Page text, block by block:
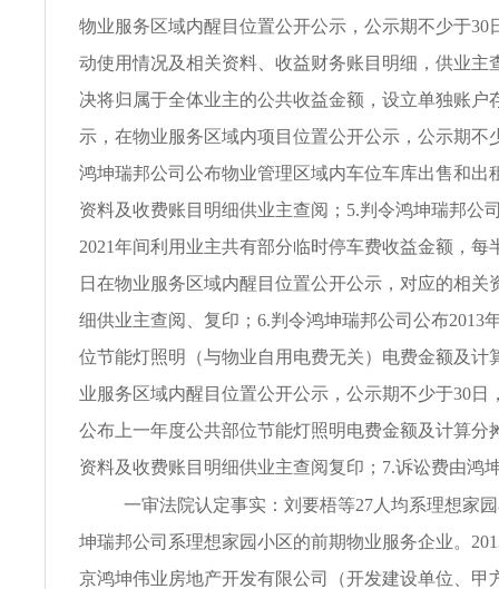
物业服务区域内醒目位置公开公示，公示期不少于30
动使用情况及相关资料、收益财务账目明细，供业主
决将归属于全体业主的公共收益金额，设立单独账户
示，在物业服务区域内项目位置公开公示，公示期不
鸿坤瑞邦公司公布物业管理区域内车位车库出售和出
资料及收费账目明细供业主查阅；5.判令鸿坤瑞邦公
2021年间利用业主共有部分临时停车费收益金额，每
日在物业服务区域内醒目位置公开公示，对应的相关
细供业主查阅、复印；6.判令鸿坤瑞邦公司公布2013
位节能灯照明（与物业自用电费无关）电费金额及计
业服务区域内醒目位置公开公示，公示期不少于30日
公布上一年度公共部位节能灯照明电费金额及计算分
资料及收费账目明细供业主查阅复印；7.诉讼费由鸿
一审法院认定事实：刘要梧等27人均系理想家
坤瑞邦公司系理想家园小区的前期物业服务企业。
京鸿坤伟业房地产开发有限公司（开发建设单位、甲